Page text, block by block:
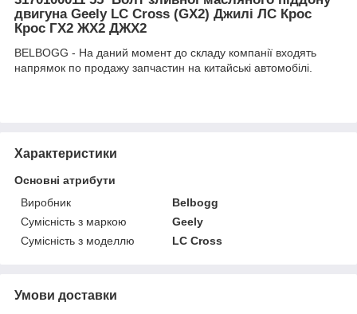
двигуна Geely LC Cross (GX2) Джилі ЛС Крос
Крос ГХ2 ЖХ2 ДЖХ2
BELBOGG - На даний момент до складу компанії входять
напрямок по продажу запчастин на китайські автомобілі.
Характеристики
Основні атрибути
Виробник
Belbogg
Сумісність з маркою
Geely
Сумісність з моделлю
LC Cross
Умови доставки